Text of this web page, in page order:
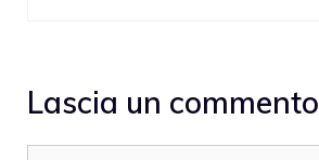
Lascia un commento